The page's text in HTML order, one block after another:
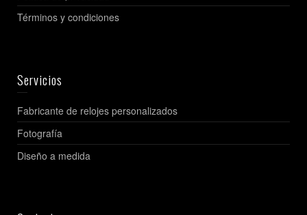
Términos y condiciones
Servicios
Fabricante de relojes personalizados
Fotografía
Diseño a medida